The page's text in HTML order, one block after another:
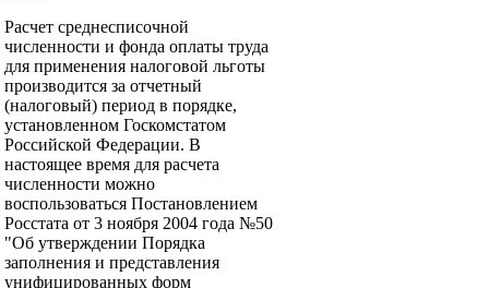
Расчет среднесписочной
численности и фонда оплаты труда
для применения налоговой льготы
производится за отчетный
(налоговый) период в порядке,
установленном Госкомстатом
Российской Федерации. В
настоящее время для расчета
численности можно
воспользоваться Постановлением
Росстата от 3 ноября 2004 года №50
"Об утверждении Порядка
заполнения и представления
унифицированных форм